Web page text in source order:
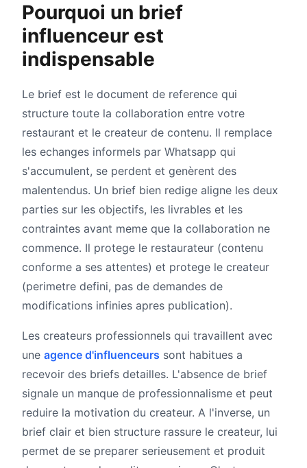
Pourquoi un brief
influenceur est
indispensable
Le brief est le document de reference qui
structure toute la collaboration entre votre
restaurant et le createur de contenu. Il remplace
les echanges informels par Whatsapp qui
s'accumulent, se perdent et genèrent des
malentendus. Un brief bien redige aligne les deux
parties sur les objectifs, les livrables et les
contraintes avant meme que la collaboration ne
commence. Il protege le restaurateur (contenu
conforme a ses attentes) et protege le createur
(perimetre defini, pas de demandes de
modifications infinies apres publication).
Les createurs professionnels qui travaillent avec
une agence d'influenceurs sont habitues a
recevoir des briefs detailles. L'absence de brief
signale un manque de professionnalisme et peut
reduire la motivation du createur. A l'inverse, un
brief clair et bien structure rassure le createur, lui
permet de se preparer serieusement et produit